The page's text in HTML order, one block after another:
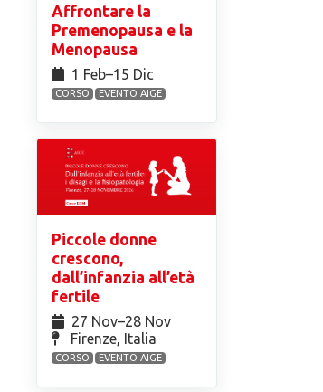
Affrontare la
Premenopausa e la
Menopausa
1 Feb⁠–15 Dic
CORSO EVENTO AIGE
Piccole donne
crescono,
dall’infanzia all’età
fertile
27 Nov⁠–28 Nov
Firenze, Italia
CORSO EVENTO AIGE